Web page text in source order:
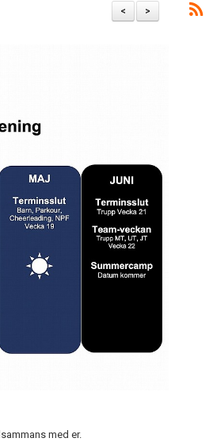
>
<
med er.